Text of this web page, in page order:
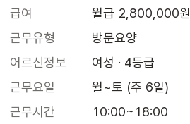
급여
월급 2,800,000원
근무유형
방문요양
어르신정보
여성 · 4등급
근무요일
월~토 (주 6일)
근무시간
10:00~18:00